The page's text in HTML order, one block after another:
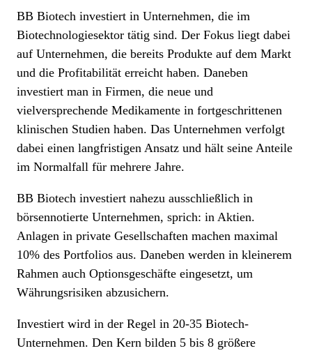
BB Biotech investiert in Unternehmen, die im
Biotechnologiesektor tätig sind. Der Fokus liegt dabei
auf Unternehmen, die bereits Produkte auf dem Markt
und die Profitabilität erreicht haben. Daneben
investiert man in Firmen, die neue und
vielversprechende Medikamente in fortgeschrittenen
klinischen Studien haben. Das Unternehmen verfolgt
dabei einen langfristigen Ansatz und hält seine Anteile
im Normalfall für mehrere Jahre.
BB Biotech investiert nahezu ausschließlich in
börsennotierte Unternehmen, sprich: in Aktien.
Anlagen in private Gesellschaften machen maximal
10% des Portfolios aus. Daneben werden in kleinerem
Rahmen auch Optionsgeschäfte eingesetzt, um
Währungsrisiken abzusichern.
Investiert wird in der Regel in 20-35 Biotech-
Unternehmen. Den Kern bilden 5 bis 8 größere